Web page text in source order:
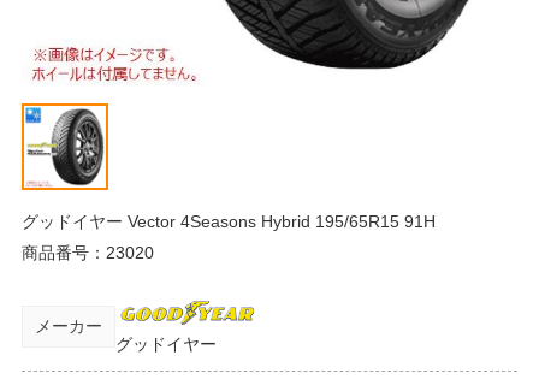
グッドイヤー Vector 4Seasons Hybrid 195/65R15 91H
商品番号： 23020
メーカー
グッドイヤー